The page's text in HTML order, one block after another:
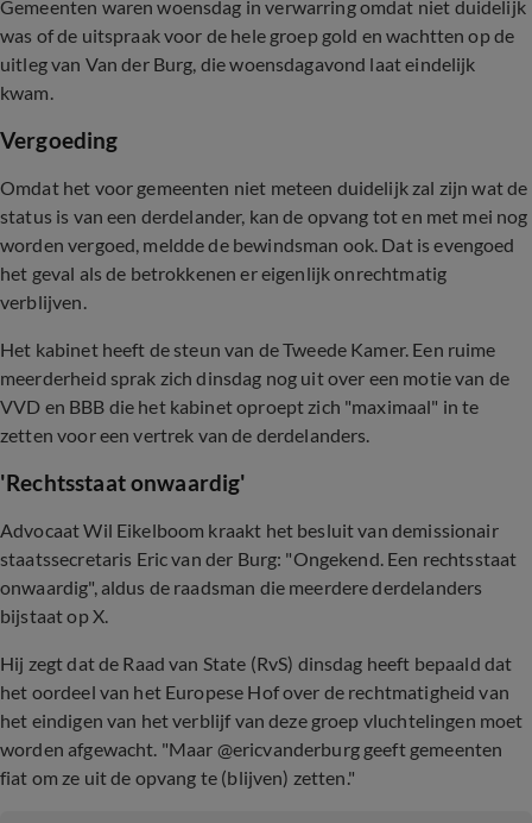
Gemeenten waren woensdag in verwarring omdat niet duidelijk
was of de uitspraak voor de hele groep gold en wachtten op de
uitleg van Van der Burg, die woensdagavond laat eindelijk
kwam.
Vergoeding
Omdat het voor gemeenten niet meteen duidelijk zal zijn wat de
status is van een derdelander, kan de opvang tot en met mei nog
worden vergoed, meldde de bewindsman ook. Dat is evengoed
het geval als de betrokkenen er eigenlijk onrechtmatig
verblijven.
Het kabinet heeft de steun van de Tweede Kamer. Een ruime
meerderheid sprak zich dinsdag nog uit over een motie van de
VVD en BBB die het kabinet oproept zich "maximaal" in te
zetten voor een vertrek van de derdelanders.
'Rechtsstaat onwaardig'
Advocaat Wil Eikelboom kraakt het besluit van demissionair
staatssecretaris Eric van der Burg: "Ongekend. Een rechtsstaat
onwaardig", aldus de raadsman die meerdere derdelanders
bijstaat op X.
Hij zegt dat de Raad van State (RvS) dinsdag heeft bepaald dat
het oordeel van het Europese Hof over de rechtmatigheid van
het eindigen van het verblijf van deze groep vluchtelingen moet
worden afgewacht. "Maar @ericvanderburg geeft gemeenten
fiat om ze uit de opvang te (blijven) zetten."